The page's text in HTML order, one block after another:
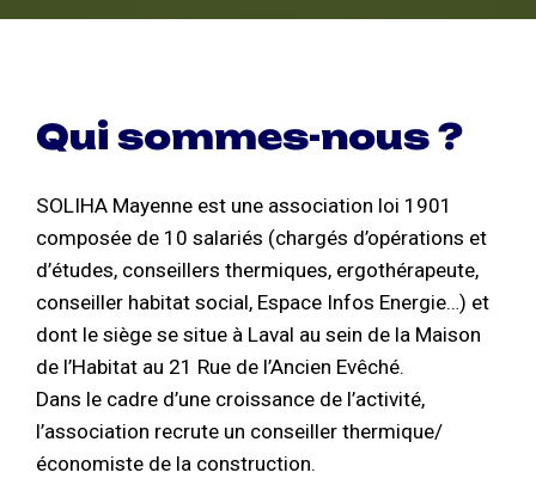
Qui sommes-nous ?
SOLIHA Mayenne est une association loi 1901
composée de 10 salariés (chargés d’opérations et
d’études, conseillers thermiques, ergothérapeute,
conseiller habitat social, Espace Infos Energie…) et
dont le siège se situe à Laval au sein de la Maison
de l’Habitat au 21 Rue de l’Ancien Evêché.
Dans le cadre d’une croissance de l’activité,
l’association recrute un conseiller thermique/
économiste de la construction.